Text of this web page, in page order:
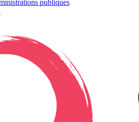
publiques